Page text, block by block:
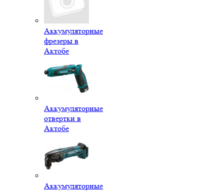
Аккумуляторные
фрезеры в
Актобе
Аккумуляторные
отвертки в
Актобе
Аккумуляторные